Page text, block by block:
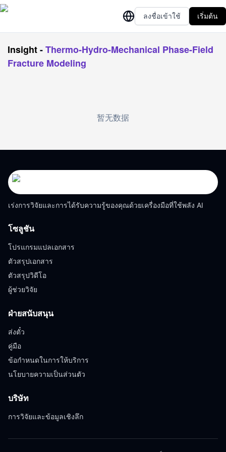
ลงชื่อเข้าใช้ เริ่มต้น
Insight-Thermo-Hydro-Mechanical Phase-Field
Fracture Modeling
暂无数据
เร่งการวิจัยและการได้รับความรู้ของคุณด้วยเครื่องมือที่ใช้พลัง AI
โซลูชัน
โปรแกรมแปลเอกสาร
ตัวสรุปเอกสาร
ตัวสรุปวิดีโอ
ผู้ช่วยวิจัย
ฝ่ายสนับสนุน
ส่งตั๋ว
คู่มือ
ข้อกำหนดในการให้บริการ
นโยบายความเป็นส่วนตัว
บริษัท
การวิจัยและข้อมูลเชิงลึก